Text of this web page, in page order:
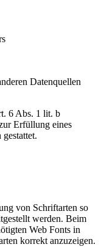
Datenquellen
6 Abs. 1 lit. b
Erfüllung eines
von Schriftarten so
werden. Beim
Web Fonts in
korrekt anzuzeigen.